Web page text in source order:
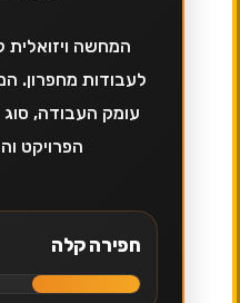
המחשה ויזואלית
לעבודות מחפרון.
עומק העבודה,
הפרויקט
חפירה קלה